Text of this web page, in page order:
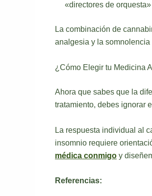
«directores de
La combinación de
analgesia y la somnolencia
¿Cómo Elegir tu Medicina
Ahora que sabes que la
tratamiento, debes ignorar
La respuesta individual al
insomnio requiere
médica conmigo y
Referencias: